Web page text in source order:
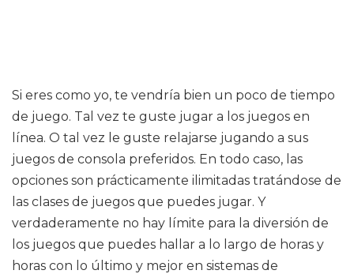
Si eres como yo, te vendría bien un poco de tiempo
de juego. Tal vez te guste jugar a los juegos en
línea. O tal vez le guste relajarse jugando a sus
juegos de consola preferidos. En todo caso, las
opciones son prácticamente ilimitadas tratándose de
las clases de juegos que puedes jugar. Y
verdaderamente no hay límite para la diversión de
los juegos que puedes hallar a lo largo de horas y
horas con lo último y mejor en sistemas de